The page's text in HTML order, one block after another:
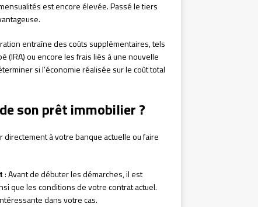
est encore élevée. Passé le tiers
entraîne des coûts supplémentaires, tels
(IRA) ou encore les frais liés à une nouvelle
si l’économie réalisée sur le coût total
son prêt immobilier ?
à votre banque actuelle ou faire
: Avant de débuter les démarches, il est
que les conditions de votre contrat actuel.
dans votre cas.